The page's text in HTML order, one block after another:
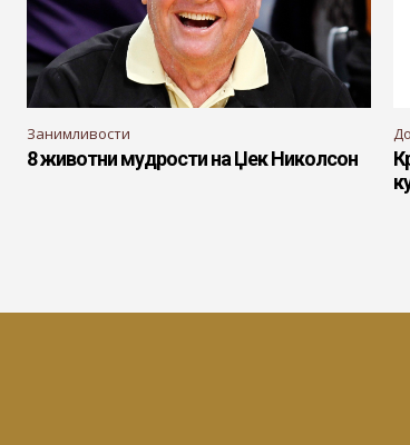
Занимливости
8 животни мудрости на Џек Николсон